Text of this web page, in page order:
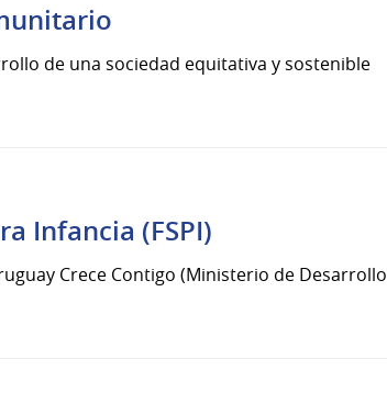
de una sociedad equitativa y sostenible
Infancia (FSPI)
Crece Contigo (Ministerio de Desarrollo